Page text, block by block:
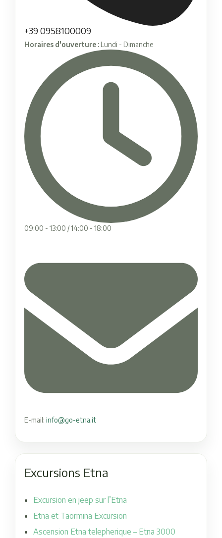
+39 0958100009
Horaires d'ouverture :Lundi - Dimanche
09:00 - 13:00 / 14:00 - 18:00
E-mail: info@go-etna.it
Excursions Etna
Excursion en jeep sur l’Etna
Etna et Taormina Excursion
Ascension Etna telepherique – Etna 3000